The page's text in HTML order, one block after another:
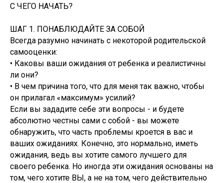
С ЧЕГО НАЧАТЬ?
ШАГ 1. ПОНАБЛЮДАЙТЕ ЗА СОБОЙ
Всегда разумно начинать с некоторой родительской
самооценки:
• Каковы ваши ожидания от ребенка и реалистичны
ли они?
• В чем причина того, что для меня так важно, чтобы
он прилагал «максимум» усилий?
Если вы зададите себе эти вопросы - и будете
абсолютно честны сами с собой - вы можете
обнаружить, что часть проблемы кроется в вас и
ваших ожиданиях. Конечно, это нормально, иметь
ожидания, ведь вы хотите самого лучшего для
своего ребенка. Но иногда эти ожидания основаны на
том, чего хотите ВЫ, а не на том, чего действительно